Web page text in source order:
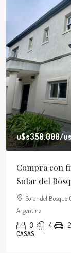
u$s350.000/
Compra con
Solar del
Solar del Bosque
Argentina
3 4 2
CASAS